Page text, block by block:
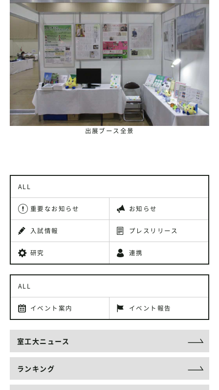
出展ブース全景
ALL
重要なお知らせ お知らせ
入試情報 プレスリリース
研究 連携
ALL
イベント案内 イベント報告
室工大ニュース
ランキング